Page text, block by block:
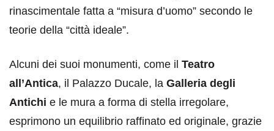
rinascimentale fatta a “misura d’uomo” secondo le
teorie della “città ideale”.
Alcuni dei suoi monumenti, come il Teatro
all’Antica, il Palazzo Ducale, la Galleria degli
Antichi e le mura a forma di stella irregolare,
esprimono un equilibrio raffinato ed originale, grazie